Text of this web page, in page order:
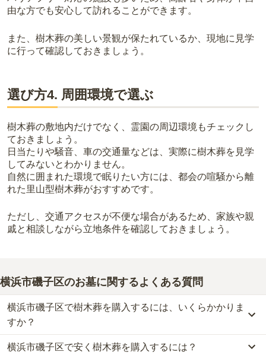
由な方でも安心して訪れることができます。
また、樹木葬の美しい景観が保たれているか、現地に見学
に行って確認しておきましょう。
選び方4. 周囲環境で選ぶ
樹木葬の敷地内だけでなく、霊園の周辺環境もチェックし
ておきましょう。
日当たりや騒音、車の交通量などは、実際に樹木葬を見学
してみないとわかりません。
自然に囲まれた環境で眠りたい方には、都会の喧騒から離
れた里山型樹木葬がおすすめです。
ただし、交通アクセスが不便な場合があるため、家族や親
戚と相談しながら立地条件を確認しておきましょう。
横浜市磯子区のお墓に関するよくある質問
横浜市磯子区で樹木葬を購入するには、いくらかかりま
すか？
横浜市磯子区での購入費用の目安は、樹木葬が約51万円
横浜市磯子区で安く樹木葬を購入するには？